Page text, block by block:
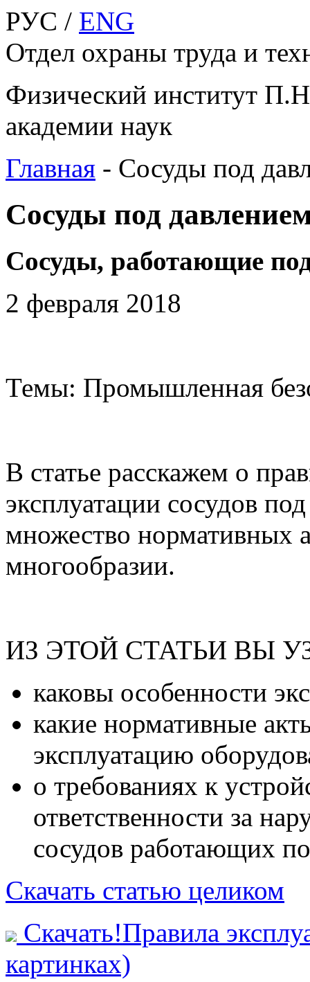
РУС / ENG
Отдел охраны труда и
Физический институт
академии наук
Главная - Сосуды под
Сосуды под
Сосуды, работающие
2 февраля 2018
Темы: Промышленная
В статье расскажем о
эксплуатации сосудов
множество нормативных
многообразии.
ИЗ ЭТОЙ СТАТЬИ ВЫ
каковы особенности
какие нормативные
эксплуатацию
о требованиях к
ответственности за
сосудов работающих
Скачать статью целиком
Скачать!Правила
картинках)